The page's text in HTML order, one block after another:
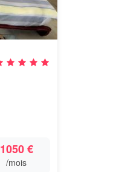
1050 €
/mois